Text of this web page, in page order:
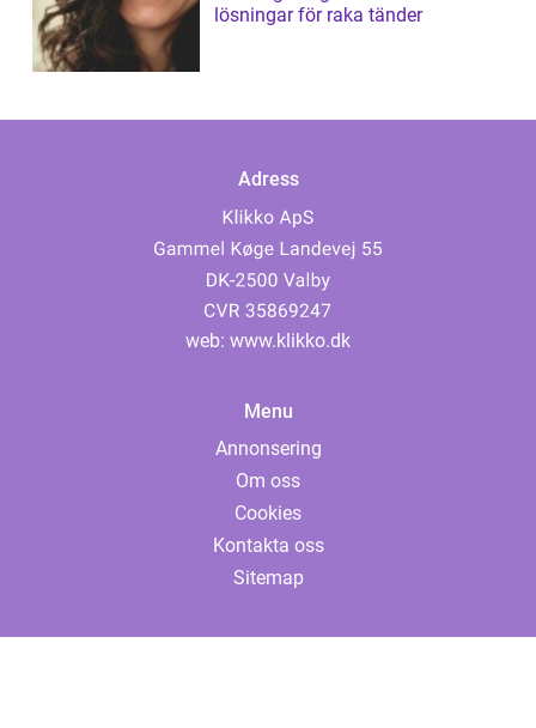
lösningar för raka tänder
Adress
web: www.klikko.dk
Menu
Annonsering
Om oss
Cookies
Kontakta oss
Sitemap